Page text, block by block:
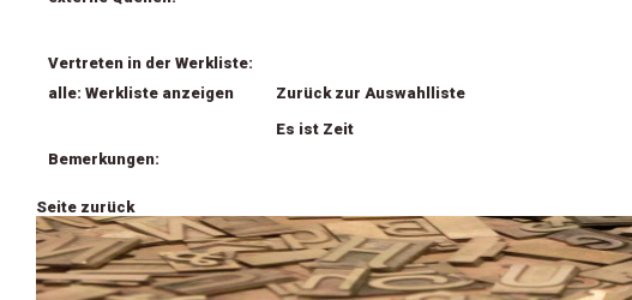
Vertreten in der Werkliste:
alle: Werkliste anzeigen
Zurück zur Auswahlliste
Es ist Zeit
Bemerkungen:
Seite zurück